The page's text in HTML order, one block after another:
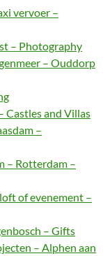
vervoer –
– Photography
– Ouddorp
Castles and Villas
–
– Rotterdam –
of evenement –
– Gifts
– Alphen aan